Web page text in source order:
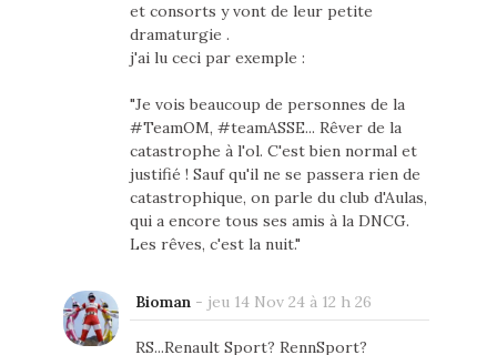
et consorts y vont de leur petite
dramaturgie .
j'ai lu ceci par exemple :
"Je vois beaucoup de personnes de la
#TeamOM, #teamASSE... Rêver de la
catastrophe à l'ol. C'est bien normal et
justifié ! Sauf qu'il ne se passera rien de
catastrophique, on parle du club d'Aulas,
qui a encore tous ses amis à la DNCG.
Les rêves, c'est la nuit."
Bioman- jeu 14 Nov 24 à 12 h 26
RS...Renault Sport? RennSport?